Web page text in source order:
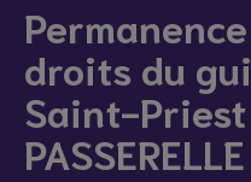
droits du
Saint-
PASSERELLE